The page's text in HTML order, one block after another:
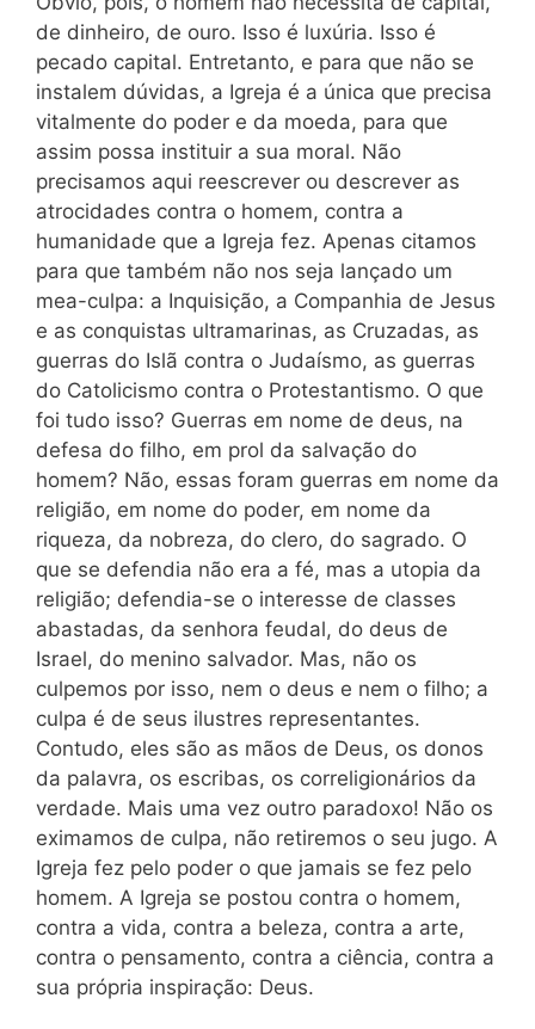
de dinheiro, de ouro. Isso é luxúria. Isso é
pecado capital. Entretanto, e para que não se
instalem dúvidas, a Igreja é a única que precisa
vitalmente do poder e da moeda, para que
assim possa instituir a sua moral. Não
precisamos aqui reescrever ou descrever as
atrocidades contra o homem, contra a
humanidade que a Igreja fez. Apenas citamos
para que também não nos seja lançado um
mea-culpa: a Inquisição, a Companhia de Jesus
e as conquistas ultramarinas, as Cruzadas, as
guerras do Islã contra o Judaísmo, as guerras
do Catolicismo contra o Protestantismo. O que
foi tudo isso? Guerras em nome de deus, na
defesa do filho, em prol da salvação do
homem? Não, essas foram guerras em nome da
religião, em nome do poder, em nome da
riqueza, da nobreza, do clero, do sagrado. O
que se defendia não era a fé, mas a utopia da
religião; defendia-se o interesse de classes
abastadas, da senhora feudal, do deus de
Israel, do menino salvador. Mas, não os
culpemos por isso, nem o deus e nem o filho; a
culpa é de seus ilustres representantes.
Contudo, eles são as mãos de Deus, os donos
da palavra, os escribas, os correligionários da
verdade. Mais uma vez outro paradoxo! Não os
eximamos de culpa, não retiremos o seu jugo. A
Igreja fez pelo poder o que jamais se fez pelo
homem. A Igreja se postou contra o homem,
contra a vida, contra a beleza, contra a arte,
contra o pensamento, contra a ciência, contra a
sua própria inspiração: Deus.